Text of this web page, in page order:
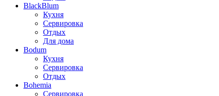
BlackBlum
Кухня
Сервировка
Отдых
Для дома
Bodum
Кухня
Сервировка
Отдых
Bohemia
Сервировка